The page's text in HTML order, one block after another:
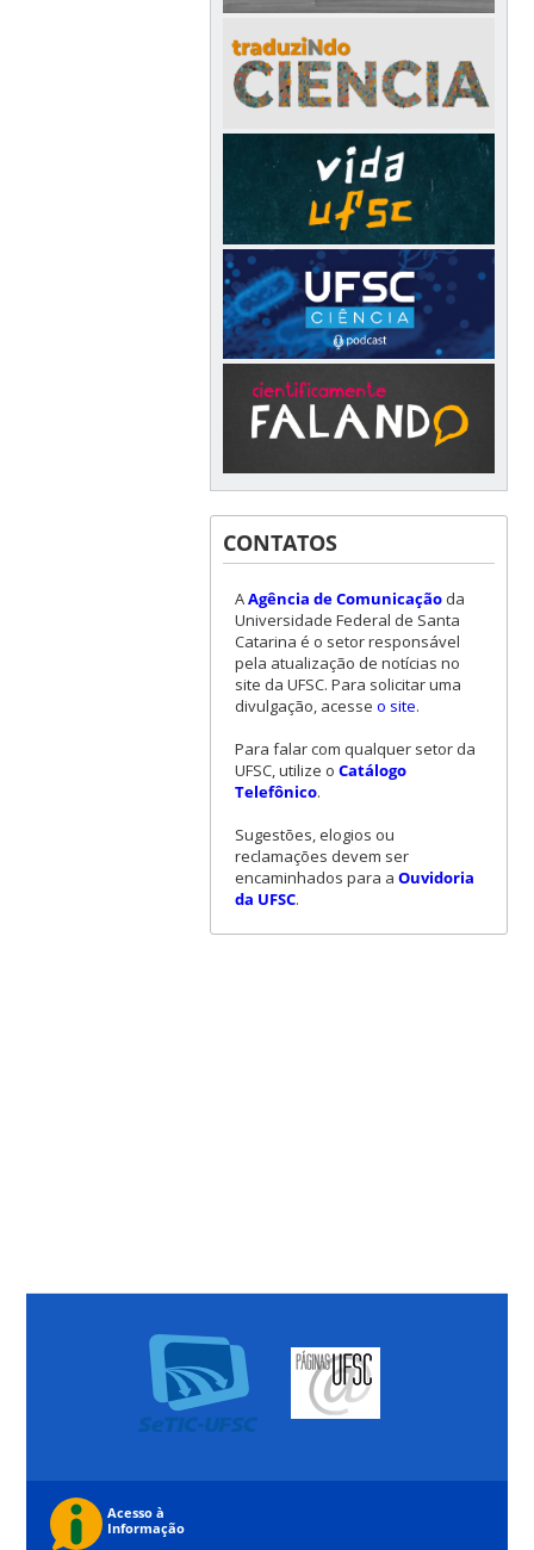
CONTATOS
AAgência de Comunicaçãoda
Universidade Federal de Santa
Catarina é o setor responsável
pela atualização de notícias no
site da UFSC. Para solicitar uma
divulgação, acesse o site.
Para falar com qualquer setor da
UFSC, utilize o Catálogo
Telefônico.
Sugestões, elogios ou
reclamações devem ser
encaminhados para a Ouvidoria
da UFSC.